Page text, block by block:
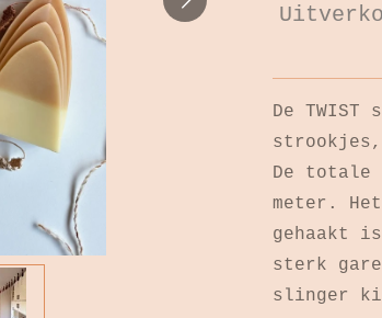
De
strookjes,
De totale
meter.
gehaakt
sterk
slinger